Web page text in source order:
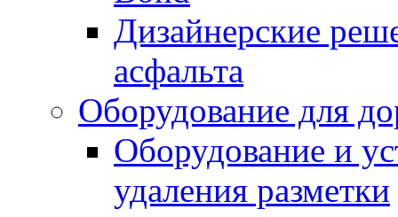
Дизайнерские
асфальта
Оборудование для
Оборудование и
удаления разметки